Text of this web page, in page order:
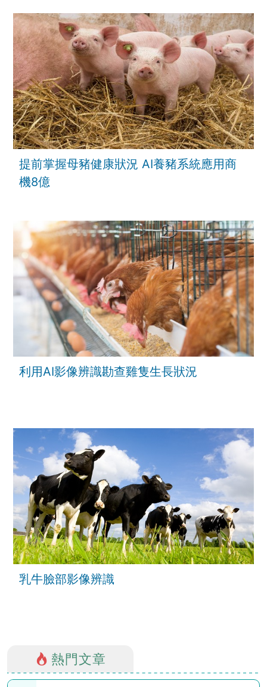
提前掌握母豬健康狀況 AI養豬系統應用商
機8億
利用AI影像辨識勘查雞隻生長狀況
乳牛臉部影像辨識
熱門文章